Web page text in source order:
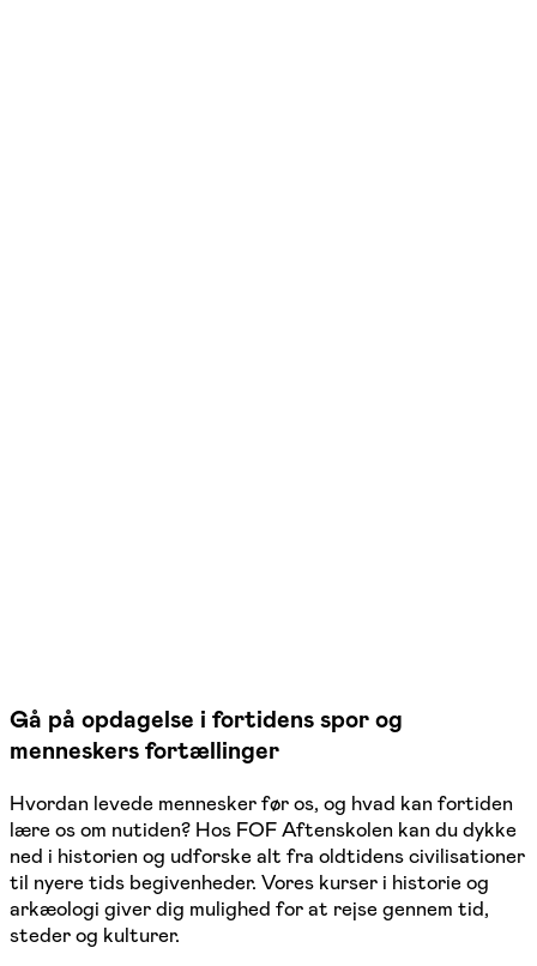
Gå på opdagelse i fortidens spor og
menneskers fortællinger
Hvordan levede mennesker før os, og hvad kan fortiden
lære os om nutiden? Hos FOF Aftenskolen kan du dykke
ned i historien og udforske alt fra oldtidens civilisationer
til nyere tids begivenheder. Vores kurser i historie og
arkæologi giver dig mulighed for at rejse gennem tid,
steder og kulturer.